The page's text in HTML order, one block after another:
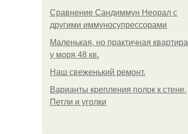
Сравнение Сандиммун Неорал с
другими иммуносупрессорами
Маленькая, но практичная квартира
у моря 48 кв.
Наш свеженький ремонт.
Варианты крепления полок к стене.
Петли и уголки